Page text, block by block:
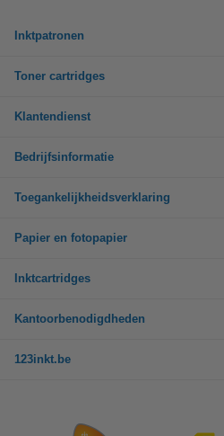
Inktpatronen
Toner cartridges
Klantendienst
Bedrijfsinformatie
Toegankelijkheidsverklaring
Papier en fotopapier
Inktcartridges
Kantoorbenodigdheden
123inkt.be